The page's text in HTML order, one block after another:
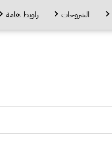
الشروحات راوبط هامة